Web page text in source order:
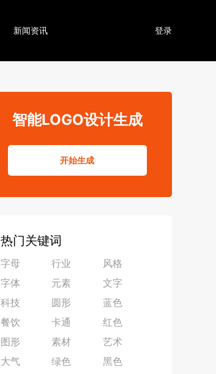
新闻资讯 登录
智能LOGO设计生成
开始生成
热门关键词
字母 行业
风格
字体
元素
文字
科技
圆形
蓝色
餐饮
卡通
红色
图形
素材
艺术
大气
绿色
黑色